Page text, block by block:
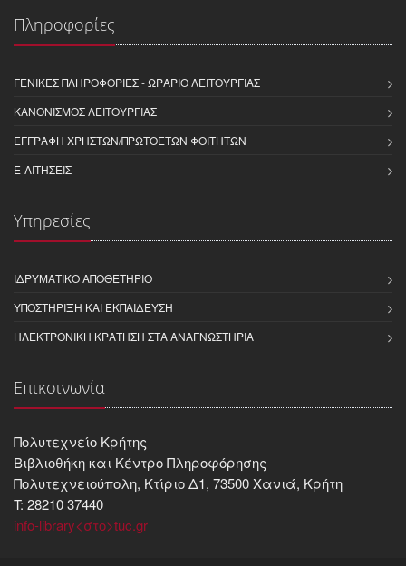
Πληροφορίες
ΓΕΝΙΚΈΣ ΠΛΗΡΟΦΟΡΊΕΣ - ΩΡΆΡΙΟ ΛΕΙΤΟΥΡΓΊΑΣ
ΚΑΝΟΝΙΣΜΌΣ ΛΕΙΤΟΥΡΓΊΑΣ
ΕΓΓΡΑΦΉ ΧΡΗΣΤΏΝ/ΠΡΩΤΟΕΤΏΝ ΦΟΙΤΗΤΏΝ
E-ΑΙΤΉΣΕΙΣ
Υπηρεσίες
ΙΔΡΥΜΑΤΙΚΌ ΑΠΟΘΕΤΉΡΙΟ
ΥΠΟΣΤΉΡΙΞΗ ΚΑΙ ΕΚΠΑΊΔΕΥΣΗ
ΗΛΕΚΤΡΟΝΙΚΉ ΚΡΆΤΗΣΗ ΣΤΑ ΑΝΑΓΝΩΣΤΉΡΙΑ
Επικοινωνία
Πολυτεχνείο Κρήτης
Βιβλιοθήκη και Kέντρο Πληροφόρησης
Πολυτεχνειούπολη, Κτίριο Δ1, 73500 Χανιά, Κρήτη
T: 28210 37440
info-library<στο>tuc.gr